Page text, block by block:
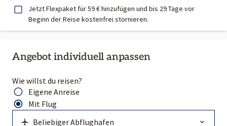
Angebot individuell anpassen
Wie willst du reisen?
Eigene Anreise
Mit Flug
Jetzt Flexpaket für 59 € hinzufügen und bis 29 Tage vor
Beginn der Reise kostenfrei stornieren.